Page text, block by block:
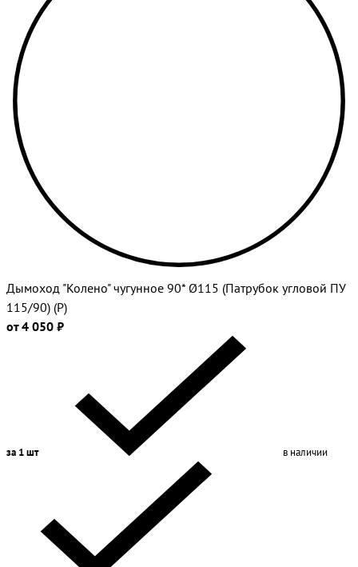
Дымоход "Колено" чугунное 90* Ø115 (Патрубок угловой ПУ
115/90) (Р)
от 4 050 ₽
за 1 шт в наличии